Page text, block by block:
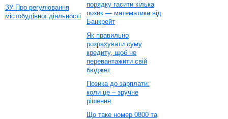
ЗУ Про регулювання
містобудівної діяльності
порядку гасити кілька
позик — математика від
Банкрейт
Як правильно
розрахувати суму
кредиту, щоб не
перевантажити свій
бюджет
Позика до зарплати:
коли це – зручне
рішення
Що таке номер 0800 та